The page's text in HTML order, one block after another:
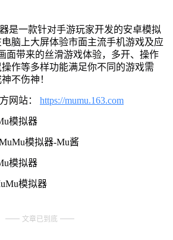
是一款针对手游玩家开发的安卓模拟
脑上大屏体验市面主流手机游戏及应
面带来的丝滑游戏体验，多开、操作
作等多样功能满足你不同的游戏需
不伤神！
网站： https://mumu.163.com
模拟器
模拟器-Mu酱
模拟器
模拟器
文章已到底